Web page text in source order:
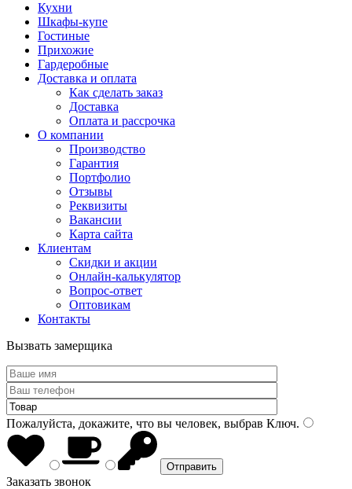
Кухни
Шкафы-купе
Гостиные
Прихожие
Гардеробные
Доставка и оплата
Как сделать заказ
Доставка
Оплата и рассрочка
О компании
Производство
Гарантия
Портфолио
Отзывы
Реквизиты
Вакансии
Карта сайта
Клиентам
Скидки и акции
Онлайн-калькулятор
Вопрос-ответ
Оптовикам
Контакты
Вызвать замерщика
Пожалуйста, докажите, что вы человек, выбрав Ключ.
Заказать звонок